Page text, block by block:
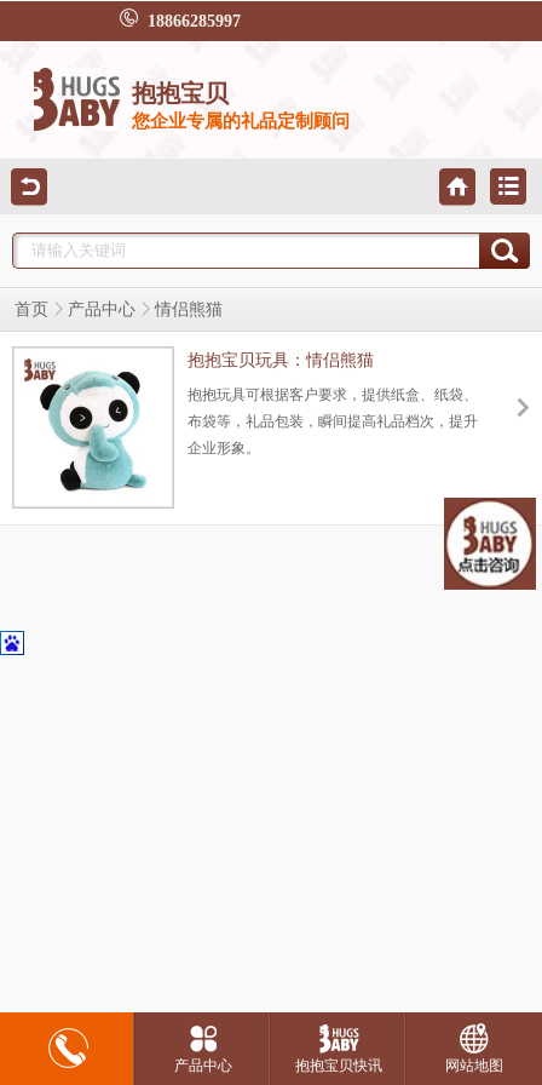
18866285997
抱抱宝贝
您企业专属的礼品定制顾问
首页 产品中心 情侣熊猫
抱抱宝贝玩具：情侣熊猫
抱抱玩具可根据客户要求，提供纸盒、纸袋、
布袋等，礼品包装，瞬间提高礼品档次，提升
企业形象。
产品中心 抱抱宝贝快讯 网站地图